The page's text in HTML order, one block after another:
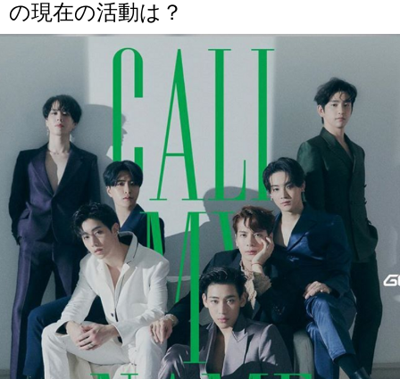
の現在の活動は？